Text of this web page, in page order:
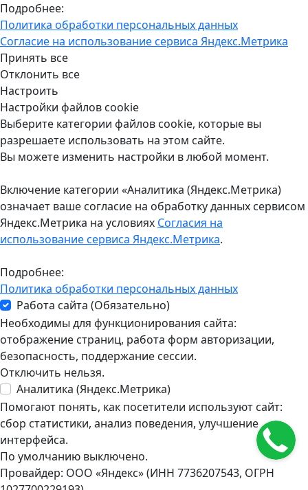
Подробнее:
Политика обработки персональных данных
Согласие на использование сервиса Яндекс.Метрика
Принять все
Отклонить все
Настроить
Настройки файлов cookie
Выберите категории файлов cookie, которые вы
разрешаете использовать на этом сайте.
Вы можете изменить настройки в любой момент.
Включение категории «Аналитика (Яндекс.Метрика)
означает ваше согласие на обработку данных сервисом
Яндекс.Метрика на условиях Согласия на
использование сервиса Яндекс.Метрика.
Подробнее:
Политика обработки персональных данных
Работа сайта (Обязательно)
Необходимы для функционирования сайта:
отображение страниц, работа форм авторизации,
безопасность, поддержание сессии.
Отключить нельзя.
Аналитика (Яндекс.Метрика)
Помогают понять, как посетители используют сайт:
сбор статистики, анализ поведения, улучшение
интерфейса.
По умолчанию выключено.
Провайдер: ООО «Яндекс» (ИНН 7736207543, ОГРН